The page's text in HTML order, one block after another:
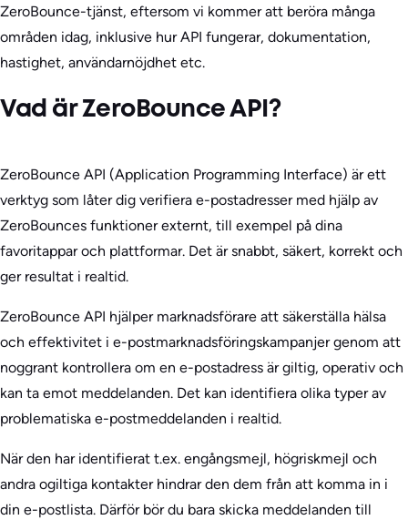
ZeroBounce-tjänst, eftersom vi kommer att beröra många
områden idag, inklusive hur API fungerar, dokumentation,
hastighet, användarnöjdhet etc.
Vad är ZeroBounce API?
ZeroBounce API (Application Programming Interface) är ett
verktyg som låter dig verifiera e-postadresser med hjälp av
ZeroBounces funktioner externt, till exempel på dina
favoritappar och plattformar. Det är snabbt, säkert, korrekt och
ger resultat i realtid.
ZeroBounce API hjälper marknadsförare att säkerställa hälsa
och effektivitet i e-postmarknadsföringskampanjer genom att
noggrant kontrollera om en e-postadress är giltig, operativ och
kan ta emot meddelanden. Det kan identifiera olika typer av
problematiska e-postmeddelanden i realtid.
När den har identifierat t.ex. engångsmejl, högriskmejl och
andra ogiltiga kontakter hindrar den dem från att komma in i
din e-postlista. Därför bör du bara skicka meddelanden till